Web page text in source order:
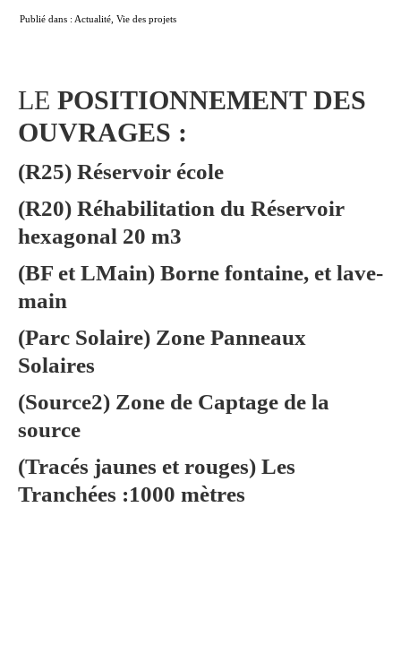
Publié dans : Actualité Vie des projets
LE POSITIONNEMENT DES
OUVRAGES :
(R25) Réservoir école
(R20) Réhabilitation du Réservoir
hexagonal 20 m3
(BF et LMain) Borne fontaine, et lave-
main
(Parc Solaire) Zone Panneaux
Solaires
(Source2) Zone de Captage de la
source
(Tracés jaunes et rouges) Les
Tranchées :1000 mètres